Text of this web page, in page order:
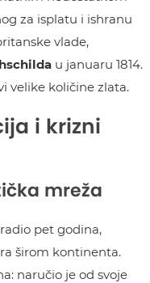
za isplatu i ishranu
vlade,
u januaru 1814.
velike količine zlata.
i krizni
mreža
pet godina,
širom kontinenta.
naručio je od svoje